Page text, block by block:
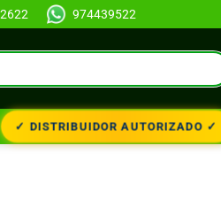
974439522
✓ DISTRIBUIDOR AUTORIZADO ✓